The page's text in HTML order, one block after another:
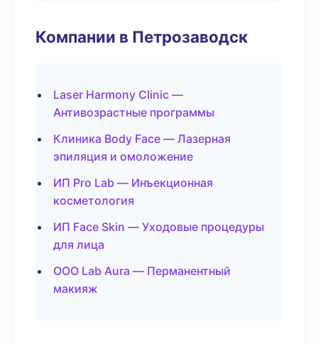
Компании в Петрозаводск
Laser Harmony Clinic —
Антивозрастные программы
Клиника Body Face — Лазерная
эпиляция и омоложение
ИП Pro Lab — Инъекционная
косметология
ИП Face Skin — Уходовые процедуры
для лица
ООО Lab Aura — Перманентный
макияж